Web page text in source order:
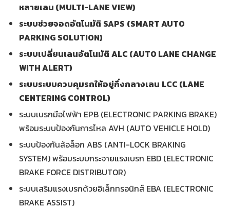
หลายเลน (MULTI-LANE VIEW)
ระบบช่วยจอดอัตโนมัติ SAPS (SMART AUTO
PARKING SOLUTION)
ระบบเปลี่ยนเลนอัตโนมัติ ALC (AUTO LANE CHANGE
WITH ALERT)
ระบบระบบควบคุมรถให้อยู่กึ่งกลางเลน LCC (LANE
CENTERING CONTROL)
ระบบเบรกมือไฟฟ้า EPB (ELECTRONIC PARKING BRAKE)
พร้อมระบบป้องกันการไหล AVH (AUTO VEHICLE HOLD)
ระบบป้องกันล้อล็อก ABS (ANTI-LOCK BRAKING
SYSTEM) พร้อมระบบกระจายแรงเบรก EBD (ELECTRONIC
BRAKE FORCE DISTRIBUTOR)
ระบบเสริมแรงเบรกด้วยอิเล็กทรอนิกส์ EBA (ELECTRONIC
BRAKE ASSIST)